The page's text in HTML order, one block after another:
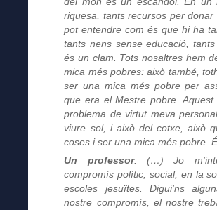
riquesa, tants recursos per
pot entendre com és que hi ha
tants nens sense educació,
és un clam. Tots nosaltres hem
mica més pobres: això també,
ser una mica més pobre per
que era el Mestre pobre.
problema de virtut meva
viure sol, i això del cotxe, això
coses i ser una mica més pobre.
Un professor: (…) Jo
compromís polític, social, en la
escoles jesuïtes. Digui’ns
nostre compromís, el nostre